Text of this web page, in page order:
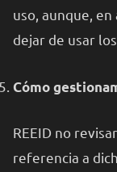
uso, aunque,
dejar de usar
Cómo
REEID no
referencia a